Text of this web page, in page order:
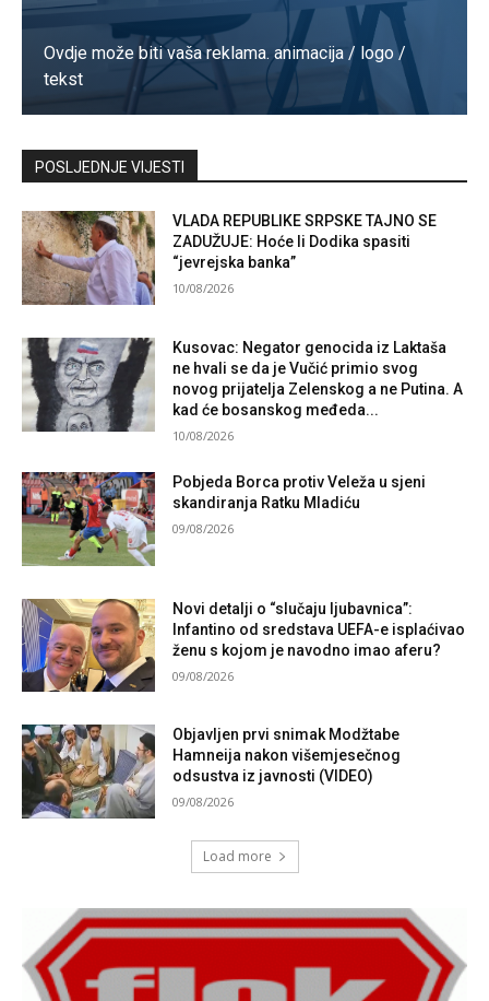
Ovdje može biti vaša reklama. animacija / logo /
tekst
Kontaktirajte nas
POSLJEDNJE VIJESTI
VLADA REPUBLIKE SRPSKE TAJNO SE
ZADUŽUJE: Hoće li Dodika spasiti
“jevrejska banka”
10/08/2026
Kusovac: Negator genocida iz Laktaša
ne hvali se da je Vučić primio svog
novog prijatelja Zelenskog a ne Putina. A
kad će bosanskog međeda...
10/08/2026
Pobjeda Borca protiv Veleža u sjeni
skandiranja Ratku Mladiću
09/08/2026
Novi detalji o “slučaju ljubavnica”:
Infantino od sredstava UEFA-e isplaćivao
ženu s kojom je navodno imao aferu?
09/08/2026
Objavljen prvi snimak Modžtabe
Hamneija nakon višemjesečnog
odsustva iz javnosti (VIDEO)
09/08/2026
Load more